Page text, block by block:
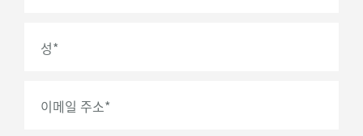
성*
이메일 주소*